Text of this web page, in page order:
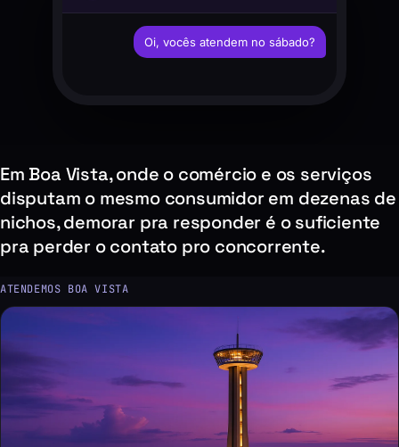
Oi, vocês atendem no sábado?
Em Boa Vista, onde o comércio e os serviços
disputam o mesmo consumidor em dezenas de
nichos, demorar pra responder é o suficiente
pra perder o contato pro concorrente.
ATENDEMOS BOA VISTA